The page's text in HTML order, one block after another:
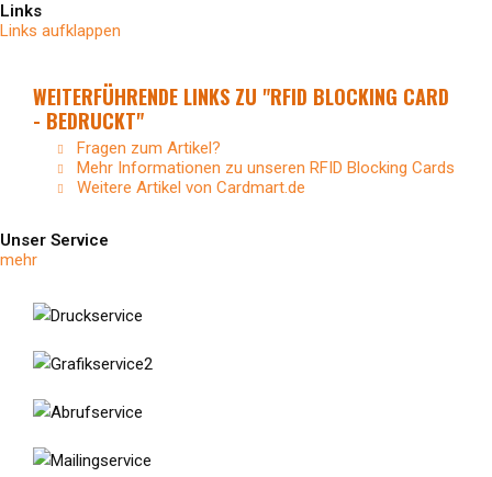
Links
Links aufklappen
WEITERFÜHRENDE LINKS ZU "RFID BLOCKING CARD
- BEDRUCKT"
Fragen zum Artikel?
Mehr Informationen zu unseren RFID Blocking Cards
Weitere Artikel von Cardmart.de
Unser Service
mehr